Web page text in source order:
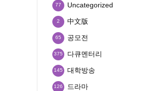
Uncategorized
77
中文版
2
공모전
65
다큐멘터리
375
대학방송
145
드라마
126